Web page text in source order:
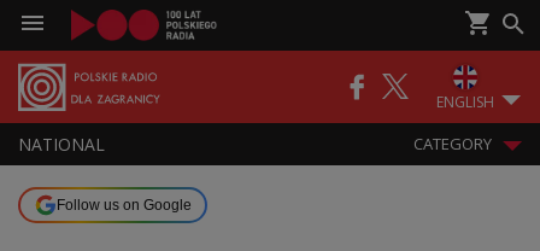
ENGLISH
NATIONAL CATEGORY
Follow us on Google